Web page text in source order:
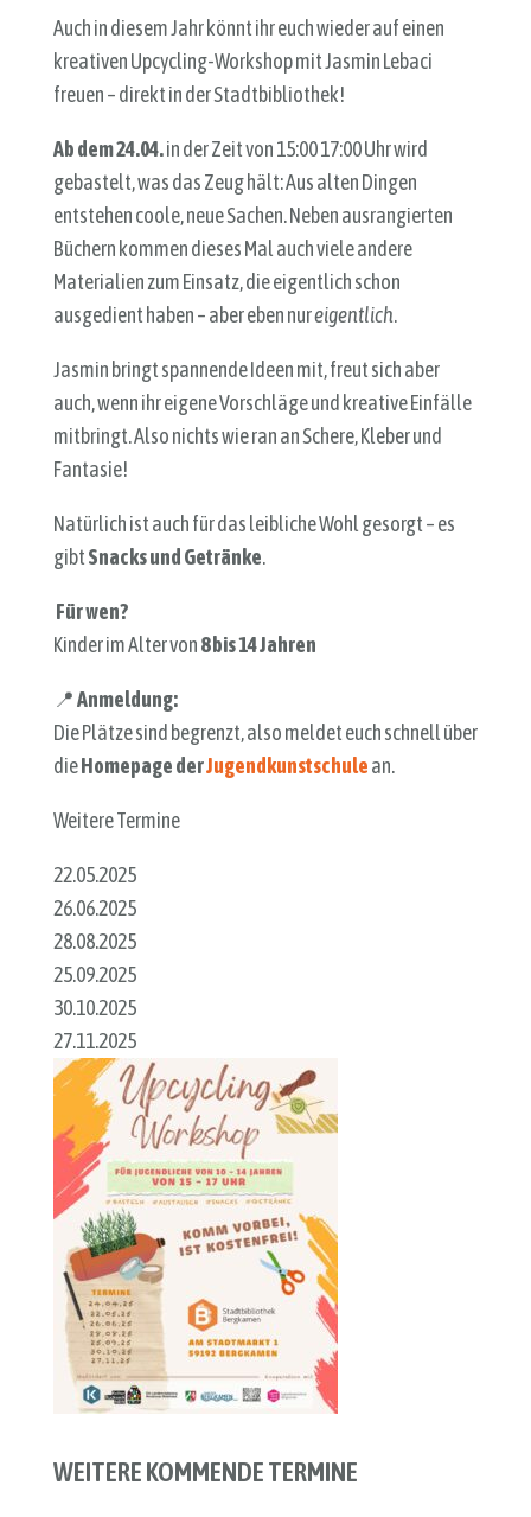
Auch in diesem Jahr könnt ihr euch wieder auf einen
kreativen Upcycling-Workshop mit Jasmin Lebaci
freuen – direkt in der Stadtbibliothek!
Ab dem 24.04.in der Zeit von 15:00 17:00 Uhr wird
gebastelt, was das Zeug hält: Aus alten Dingen
entstehen coole, neue Sachen. Neben ausrangierten
Büchern kommen dieses Mal auch viele andere
Materialien zum Einsatz, die eigentlich schon
ausgedient haben – aber eben nureigentlich.
Jasmin bringt spannende Ideen mit, freut sich aber
auch, wenn ihr eigene Vorschläge und kreative Einfälle
mitbringt. Also nichts wie ran an Schere, Kleber und
Fantasie!
Natürlich ist auch für das leibliche Wohl gesorgt – es
gibtSnacks und Getränke.
Für wen?
Kinder im Alter von8bis 14 Jahren
📍Anmeldung:
Die Plätze sind begrenzt, also meldet euch schnell über
dieHomepage derJugendkunstschulean.
Weitere Termine
22.05.2025
26.06.2025
28.08.2025
25.09.2025
30.10.2025
27.11.2025
WEITERE KOMMENDE TERMINE